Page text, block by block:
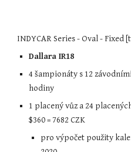
INDYCAR Series - Oval - Fixed
Dallara IR18
4 šampionáty s 12
hodiny
$360 = 7682 CZK
pro výpočet použity